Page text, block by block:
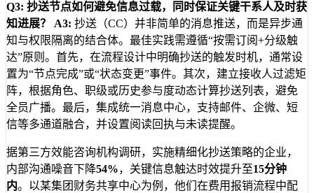
Q3: 抄送节点如何避免信息过载，同时保证关键干系人及时获
知进展？
A3: 抄送（CC）并非简单的消息推送，而是异步通
知与权限隔离的结合体。最佳实践需遵循“按需订阅+分级触
达”原则。首先，在流程设计中明确抄送的触发时机，通常设
置为“节点完成”或“状态变更”事件。其次，建立接收人过滤矩
阵，根据角色、职级或历史参与度动态计算抄送列表，避免
全员广播。最后，集成统一消息中心，支持邮件、企微、短
信等多通道融合，并设置阅读回执与未读提醒。
据第三方效能咨询机构调研，实施精细化抄送策略的企业，
内部沟通噪音下降54%，关键信息触达时效提升至15分钟
内。以某集团财务共享中心为例，他们在费用报销流程中配